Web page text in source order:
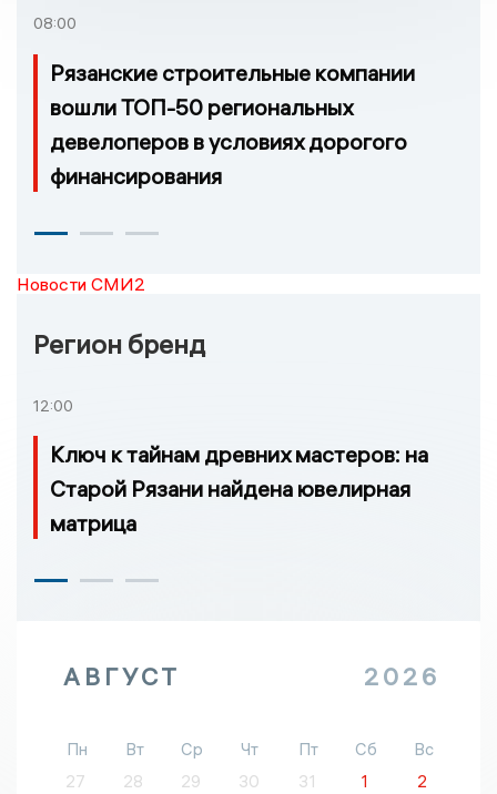
08:00
Рязанские строительные компании
вошли ТОП-50 региональных
девелоперов в условиях дорогого
финансирования
Новости СМИ2
Регион бренд
12:00
Ключ к тайнам древних мастеров: на
Старой Рязани найдена ювелирная
матрица
АВГУСТ 2026
Пн Вт Ср Чт Пт Сб
Вс
27
28 29 30 31 1
2